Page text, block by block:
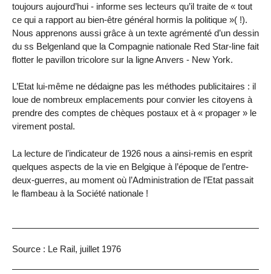
toujours aujourd’hui - informe ses lecteurs qu’il traite de « tout
ce qui a rapport au bien-être général hormis la politique »( !).
Nous apprenons aussi grâce à un texte agrémenté d’un dessin
du ss Belgenland que la Compagnie nationale Red Star-line fait
flotter le pavillon tricolore sur la ligne Anvers - New York.
L’Etat lui-même ne dédaigne pas les méthodes publicitaires : il
loue de nombreux emplacements pour convier les citoyens à
prendre des comptes de chèques postaux et à « propager » le
virement postal.
La lecture de l’indicateur de 1926 nous a ainsi-remis en esprit
quelques aspects de la vie en Belgique à l’époque de l’entre-
deux-guerres, au moment où l’Administration de l’Etat passait
le flambeau à la Société nationale !
Source : Le Rail, juillet 1976